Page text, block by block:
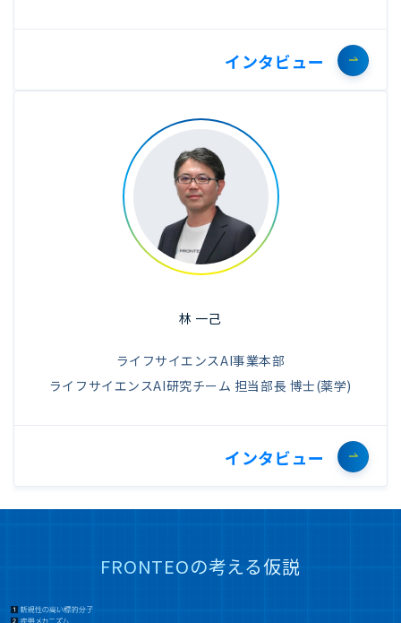
インタビュー
林 一己
ライフサイエンスAI事業本部
ライフサイエンスAI研究チーム 担当部長 博士(薬学)
インタビュー
FRONTEOの考える仮説